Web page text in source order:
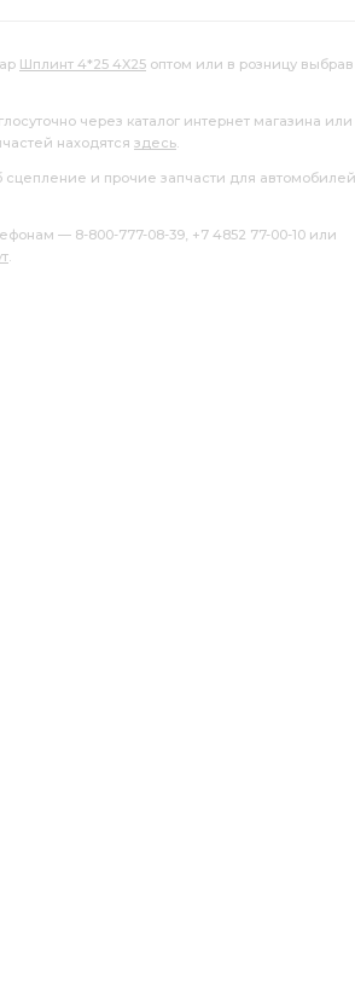
Шплинт 4*25 4X25 оптом или в розницу выбрав
через каталог интернет магазина
находятся здесь.
сцепление и прочие запчасти для
— 8-800-777-08-39, +7 4852 77-00-10 или
.